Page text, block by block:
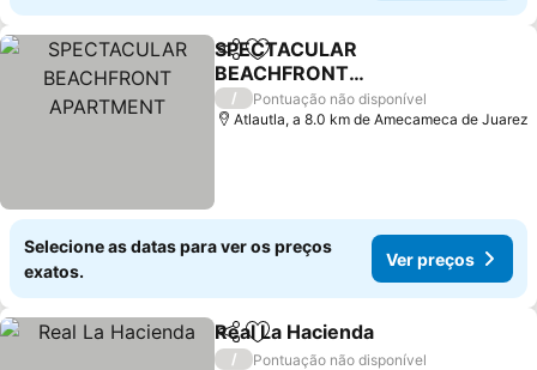
PartilharAdicionar aos favoritos
SPECTACULAR
BEACHFRONT
APARTMENT
Ver preços
/
Pontuação não disponível
Atlautla, a 8.0 km de Amecameca de Juarez
Selecione as datas para ver os preços
exatos.
Ver preços
PartilharAdicionar aos favoritos
Real La Hacienda
/
Pontuação não disponível